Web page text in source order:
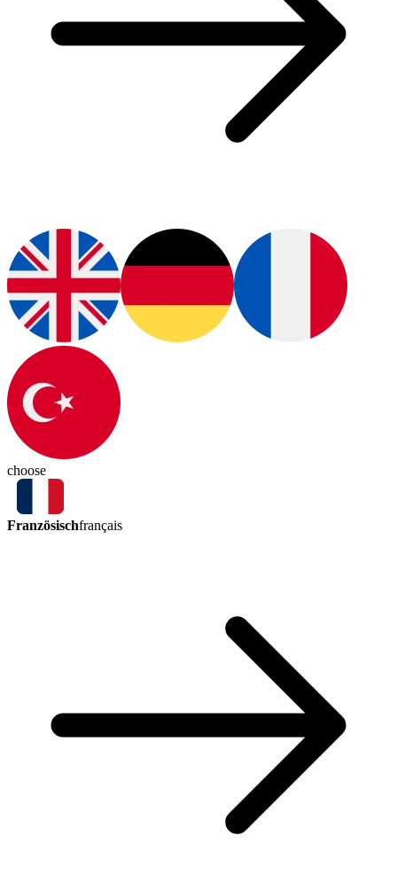
choose
Französischfrançais